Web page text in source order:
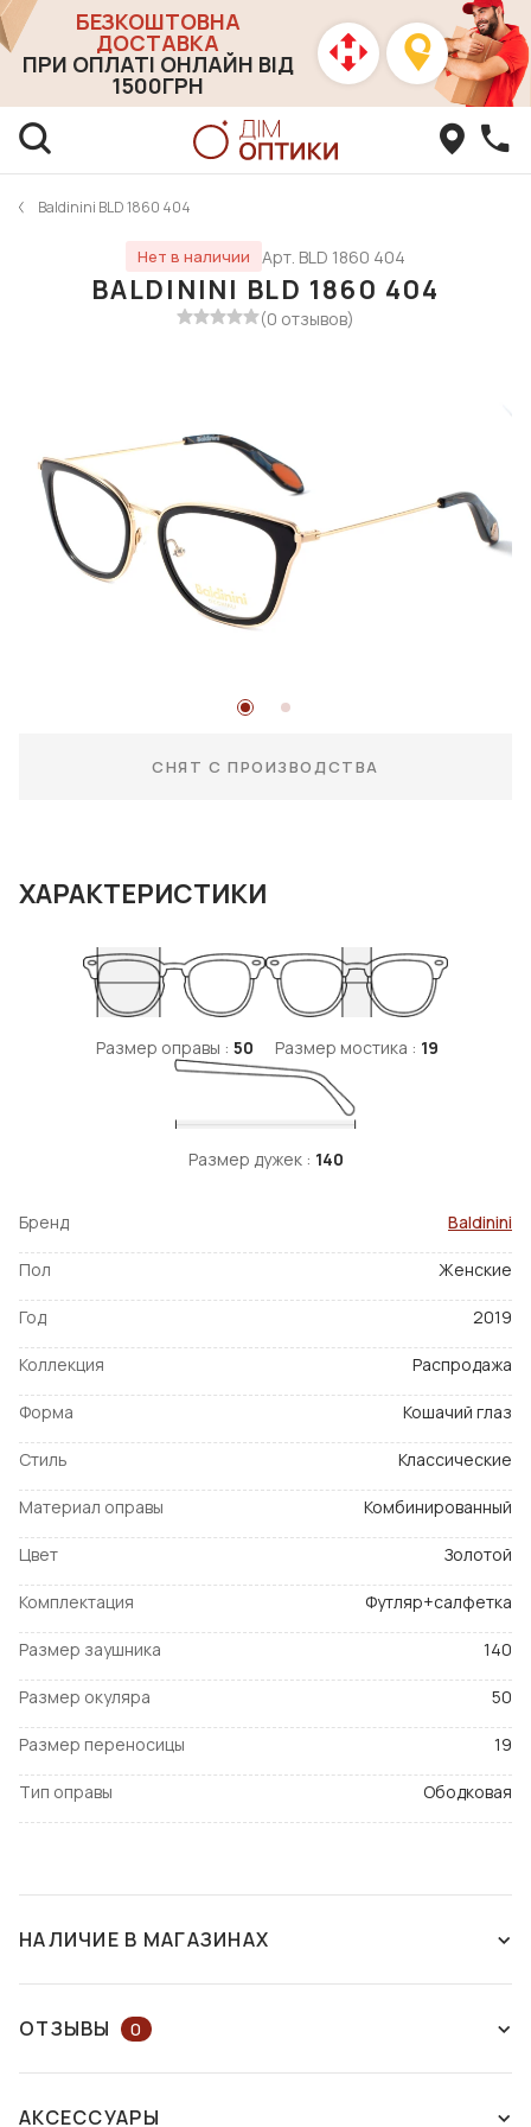
БЕЗКОШТОВНА
ДОСТАВКА
ПРИ ОПЛАТІ ОНЛАЙН ВІД
1500ГРН
Baldinini BLD 1860 404
Нет в наличии Арт. BLD 1860 404
BALDININI BLD 1860 404
(0 отзывов)
СНЯТ С ПРОИЗВОДСТВА
ХАРАКТЕРИСТИКИ
Размер оправы : 50 Размер мостика : 19
Размер дужек : 140
Бренд Baldinini
Пол Женские
Год 2019
Коллекция Распродажа
Форма Кошачий глаз
Стиль Классические
Материал оправы Комбинированный
Цвет Золотой
Комплектация Футляр+салфетка
Размер заушника 140
Размер окуляра 50
Размер переносицы 19
Тип оправы Ободковая
НАЛИЧИЕ В МАГАЗИНАХ
ОТЗЫВЫ 0
АКСЕССУАРЫ